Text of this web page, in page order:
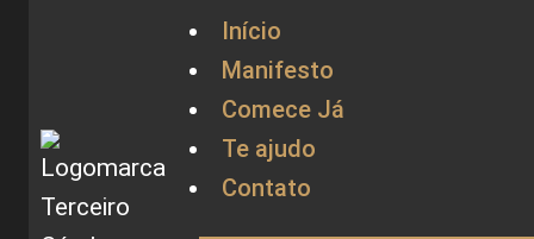
Início
Manifesto
Comece Já
Te ajudo
Contato